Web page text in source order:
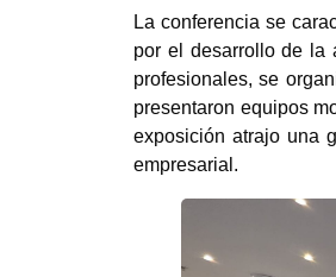
La conferencia se
por el desarrollo de la
profesionales, se
presentaron equipos
exposición atrajo una
empresarial.